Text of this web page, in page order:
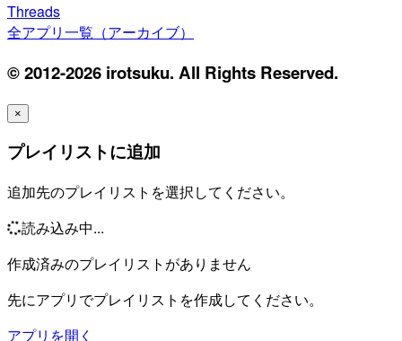
Threads
全アプリ一覧（アーカイブ）
© 2012-2026 irotsuku. All Rights Reserved.
×
プレイリストに追加
追加先のプレイリストを選択してください。
読み込み中...
作成済みのプレイリストがありません
先にアプリでプレイリストを作成してください。
アプリを開く